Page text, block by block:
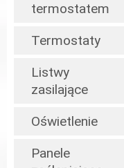
termostatem
Termostaty
Listwy
zasilające
Oświetlenie
Panele